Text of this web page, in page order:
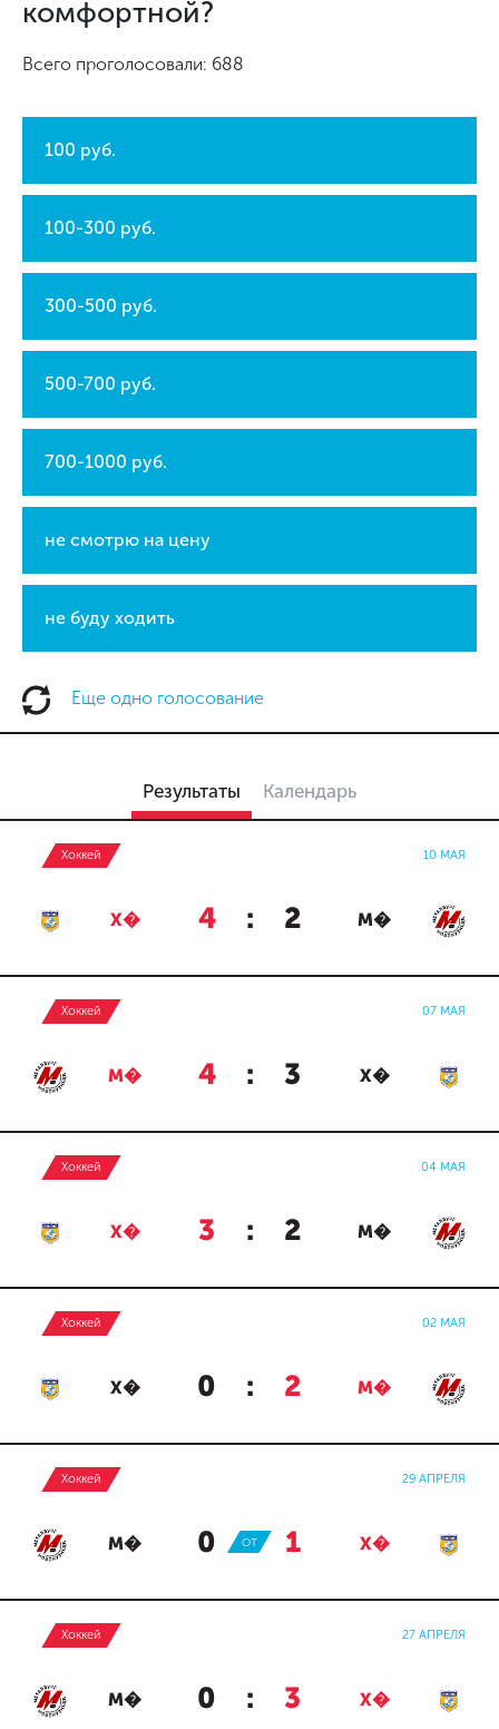
комфортной?
Всего проголосовали: 688
100 руб.
100-300 руб.
300-500 руб.
500-700 руб.
700-1000 руб.
не смотрю на цену
не буду ходить
Еще одно голосование
Результаты Календарь
Хоккей 10 МАЯ
Х� 4 : 2 М�
Хоккей 07 МАЯ
М� 4 : 3 Х�
Хоккей 04 МАЯ
Х� 3 : 2 М�
Хоккей 02 МАЯ
Х� 0 : 2 М�
Хоккей 29 АПРЕЛЯ
М� 0 : 1 Х�
ОТ
Хоккей 27 АПРЕЛЯ
М� 0 : 3 Х�